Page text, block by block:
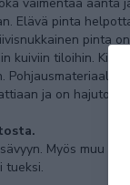
Elävä pinta
pinta
tiloihin.
ja on hajuton ja
Myös muu
tueksi.